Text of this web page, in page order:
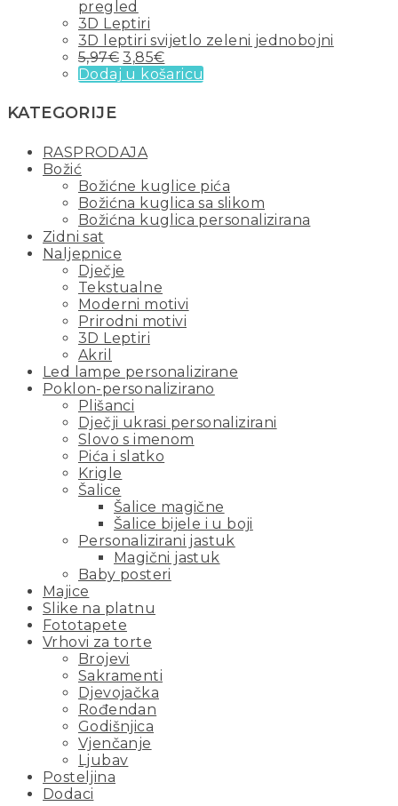
pregled
3D Leptiri
3D leptiri svijetlo zeleni jednobojni
5,97€ 3,85€
Dodaj u košaricu
KATEGORIJE
RASPRODAJA
Božić
Božićne kuglice pića
Božićna kuglica sa slikom
Božićna kuglica personalizirana
Zidni sat
Naljepnice
Dječje
Tekstualne
Moderni motivi
Prirodni motivi
3D Leptiri
Akril
Led lampe personalizirane
Poklon-personalizirano
Plišanci
Dječji ukrasi personalizirani
Slovo s imenom
Pića i slatko
Krigle
Šalice
Šalice magične
Šalice bijele i u boji
Personalizirani jastuk
Magični jastuk
Baby posteri
Majice
Slike na platnu
Fototapete
Vrhovi za torte
Brojevi
Sakramenti
Djevojačka
Rođendan
Godišnjica
Vjenčanje
Ljubav
Posteljina
Dodaci